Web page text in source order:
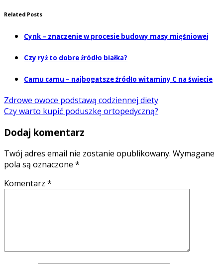
Related Posts
Cynk – znaczenie w procesie budowy masy mięśniowej
Czy ryż to dobre źródło białka?
Camu camu – najbogatsze źródło witaminy C na świecie
Zdrowe owoce podstawą codziennej diety
Czy warto kupić poduszkę ortopedyczną?
Dodaj komentarz
Twój adres email nie zostanie opublikowany. Wymagane
pola są oznaczone *
Komentarz *